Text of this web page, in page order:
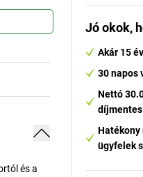
és a
Jó okok,
Akár 15
30 napos
Nettó
ügyfelek